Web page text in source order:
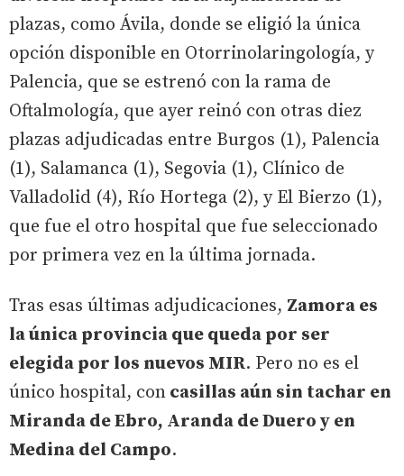
plazas, como Ávila, donde se eligió la única
opción disponible en Otorrinolaringología, y
Palencia, que se estrenó con la rama de
Oftalmología, que ayer reinó con otras diez
plazas adjudicadas entre Burgos (1), Palencia
(1), Salamanca (1), Segovia (1), Clínico de
Valladolid (4), Río Hortega (2), y El Bierzo (1),
que fue el otro hospital que fue seleccionado
por primera vez en la última jornada.
Tras esas últimas adjudicaciones, Zamora es
la única provincia que queda por ser
elegida por los nuevos MIR. Pero no es el
único hospital, con casillas aún sin tachar en
Miranda de Ebro, Aranda de Duero y en
Medina del Campo.